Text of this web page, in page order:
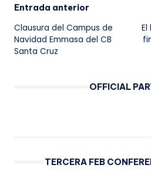
Navegación
de
entradas
Entrada anterior
Clausura del Campus de
Navidad Emmasa del CB
Santa Cruz
OFFICIAL
TERCERA FEB